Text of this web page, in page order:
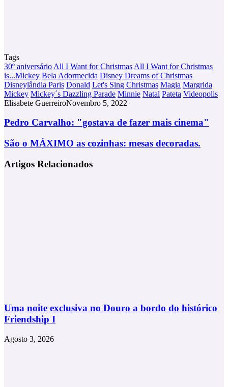
Tags
30º aniversário All I Want for Christmas All I Want for Christmas
is...Mickey Bela Adormecida Disney Dreams of Christmas
Disneylândia Paris Donald Let's Sing Christmas Magia Margrida
Mickey Mickey´s Dazzling Parade Minnie Natal Pateta Videopolis
Elisabete GuerreiroNovembro 5, 2022
Pedro
"gostava
de
mais
Pedro Carvalho: "gostava de fazer mais cinema"
São
MÁXIMO
as
São o MÁXIMO as cozinhas: mesas decoradas.
Artigos Relacionados
Uma noite exclusiva no Douro a bordo do histórico
Friendship I
Agosto 3, 2026